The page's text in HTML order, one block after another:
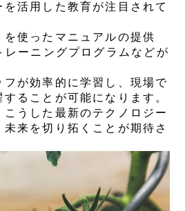
活用した教育が注目されて
使ったマニュアルの提供
ーニングプログラムなどが
フが効率的に学習し、現場で
ることが可能になります。
うした最新のテクノロジー
来を切り拓くことが期待さ